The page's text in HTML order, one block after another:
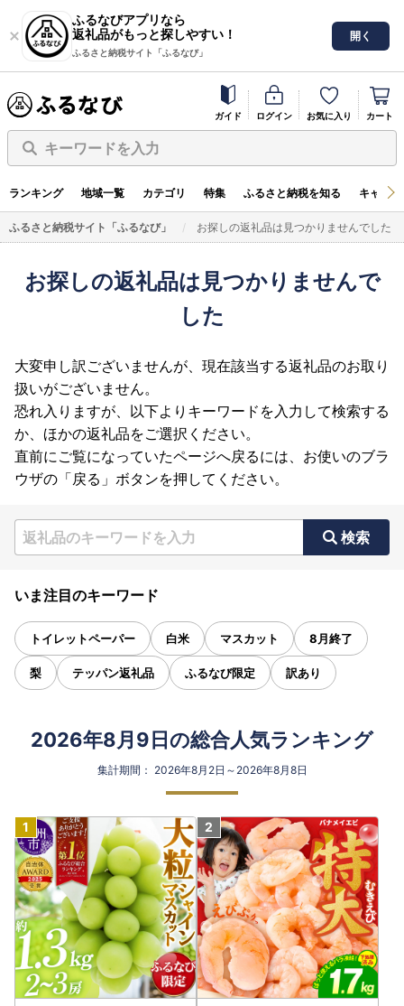
ふるなびアプリなら
返礼品がもっと探しやすい！
ふるさと納税サイト「ふるなび」
開く
ガイド ログイン お気に入り カート
キーワードを入力
ランキング 地域一覧 カテゴリ 特集 ふるさと納税を知る キャン
ふるさと納税サイト「ふるなび」 お探しの返礼品は見つかりませんでした
お探しの返礼品は見つかりませんで
した
大変申し訳ございませんが、現在該当する返礼品のお取り
扱いがございません。
恐れ入りますが、以下よりキーワードを入力して検索する
か、ほかの返礼品をご選択ください。
直前にご覧になっていたページへ戻るには、お使いのブラ
ウザの「戻る」ボタンを押してください。
検索
いま注目のキーワード
トイレットペーパー 白米 マスカット 8月終了
梨 テッパン返礼品 ふるなび限定 訳あり
2026年8月9日の総合人気ランキング
集計期間： 2026年8月2日～2026年8月8日